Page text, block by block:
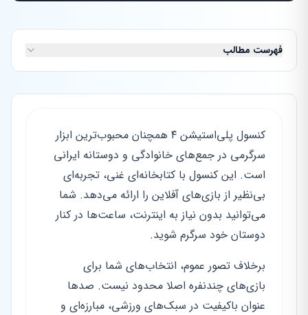
فهرست مطالب
کنسول پلی‌استیشن ۴ همچنان محبوب‌ترین ابزار
سرگرمی در جمع‌های خانوادگی و دوستانه ایرانی
است. این کنسول با کتابخانه‌ای غنی، تجربه‌ای
بی‌نظیر از بازی‌های آفلاین را ارائه می‌دهد. شما
می‌توانید بدون نیاز به اینترنت، ساعت‌ها در کنار
دوستان خود سرگرم شوید.
برخلاف تصور عموم، انتخاب‌های شما برای
بازی‌های چندنفره اصلا محدود نیست. صدها
عنوان باکیفیت در سبک‌های ورزشی، مبارزه‌ای و